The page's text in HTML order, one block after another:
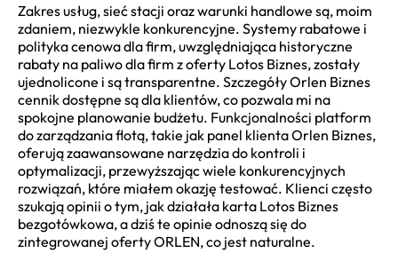
Zakres usług, sieć stacji oraz warunki handlowe są, moim
zdaniem, niezwykle konkurencyjne. Systemy rabatowe i
polityka cenowa dla firm, uwzględniająca historyczne
rabaty na paliwo dla firm z oferty Lotos Biznes, zostały
ujednolicone i są transparentne. Szczegóły Orlen Biznes
cennik dostępne są dla klientów, co pozwala mi na
spokojne planowanie budżetu. Funkcjonalności platform
do zarządzania flotą, takie jak panel klienta Orlen Biznes,
oferują zaawansowane narzędzia do kontroli i
optymalizacji, przewyższając wiele konkurencyjnych
rozwiązań, które miałem okazję testować. Klienci często
szukają opinii o tym, jak działała karta Lotos Biznes
bezgotówkowa, a dziś te opinie odnoszą się do
zintegrowanej oferty ORLEN, co jest naturalne.